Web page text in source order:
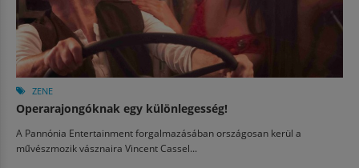
ZENE
Operarajongóknak egy különlegesség!
A Pannónia Entertainment forgalmazásában országosan kerül a
művészmozik vásznaira Vincent Cassel...